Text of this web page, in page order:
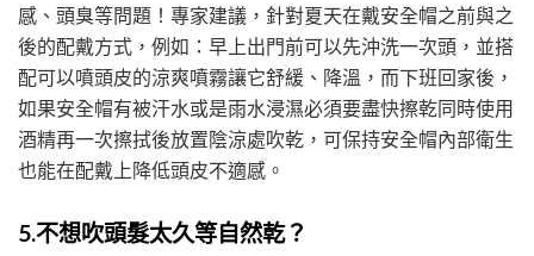
感、頭臭等問題！專家建議，針對夏天在戴安全帽之前與之
後的配戴方式，例如：早上出門前可以先沖洗一次頭，並搭
配可以噴頭皮的涼爽噴霧讓它舒緩、降溫，而下班回家後，
如果安全帽有被汗水或是雨水浸濕必須要盡快擦乾同時使用
酒精再一次擦拭後放置陰涼處吹乾，可保持安全帽內部衛生
也能在配戴上降低頭皮不適感。
5.不想吹頭髮太久等自然乾？